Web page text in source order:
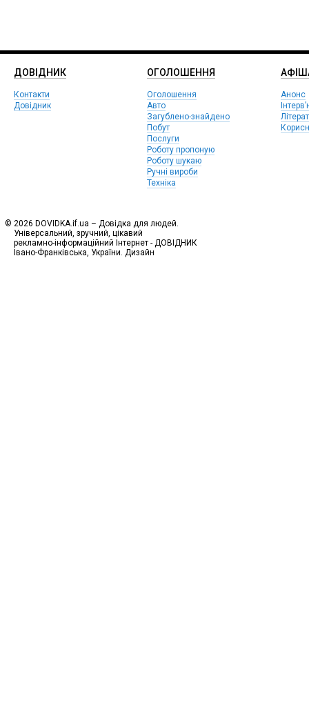
ДОВІДНИК
Контакти
Довідник
ОГОЛОШЕННЯ
Оголошення
Авто
Загублено-знайдено
Побут
Послуги
Роботу пропоную
Роботу шукаю
Ручні вироби
Техніка
Анонс
© 2026 DOVIDKA.if.ua – Довідка для людей.
Універсальний, зручний, цікавий
рекламно-інформаційний Інтернет - ДОВІДНИК
Івано-Франківська, України. Дизайн